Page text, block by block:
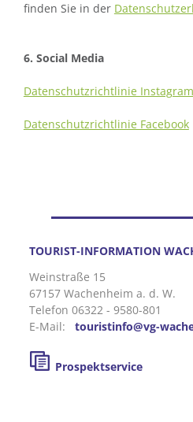
finden Sie in der
6. Social Media
Datenschutzrichtlinie Instagram
Datenschutzrichtlinie Facebook
TOURIST-INFORMATION
Weinstraße 15
67157 Wachenheim a. d. W.
Telefon 06322 - 9580-801
E-Mail:
touristinfo@vg-
Prospektservice